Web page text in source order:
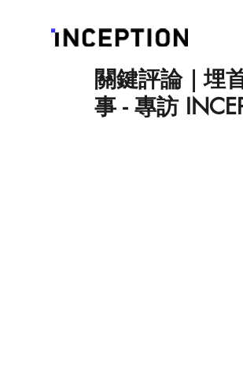
關鍵評論｜埋
事 - 專訪